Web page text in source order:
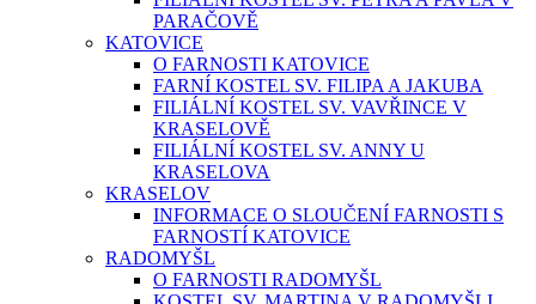
PARAČOVĚ
KATOVICE
O FARNOSTI KATOVICE
FARNÍ KOSTEL SV. FILIPA A JAKUBA
FILIÁLNÍ KOSTEL SV. VAVŘINCE V
KRASELOVĚ
FILIÁLNÍ KOSTEL SV. ANNY U
KRASELOVA
KRASELOV
INFORMACE O SLOUČENÍ FARNOSTI S
FARNOSTÍ KATOVICE
RADOMYŠL
O FARNOSTI RADOMYŠL